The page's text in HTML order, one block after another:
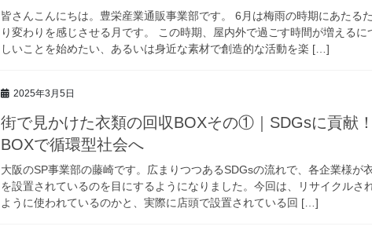
皆さんこんにちは。豊栄産業通販事業部です。 6月は梅雨の時期にあたる
り変わりを感じさせる月です。 この時期、屋内外で過ごす時間が増えるに
しいことを始めたい、あるいは身近な素材で創造的な活動を楽 […]
2025年3月5日
街で見かけた衣類の回収BOXその①｜SDGsに貢献
BOXで循環型社会へ
大阪のSP事業部の藤崎です。広まりつつあるSDGsの流れで、各企業様が
を設置されているのを目にするようになりました。今回は、リサイクルさ
ように使われているのかと、実際に店頭で設置されている回 […]